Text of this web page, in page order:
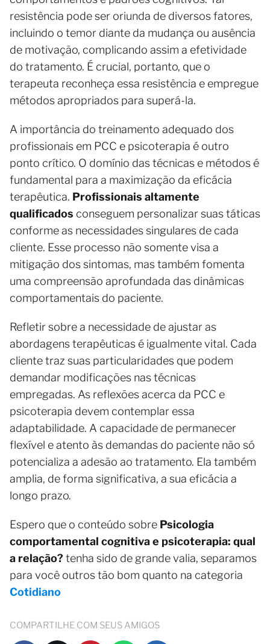
resistência pode ser oriunda de diversos fatores,
incluindo o temor diante da mudança ou ausência
de motivação, complicando assim a efetividade
do tratamento. É crucial, portanto, que o
terapeuta reconheça essa resistência e empregue
métodos apropriados para superá-la.
A importância do treinamento adequado dos
profissionais em PCC e psicoterapia é outro
ponto crítico. O domínio das técnicas e métodos é
fundamental para a maximização da eficácia
terapêutica. Profissionais altamente
qualificados conseguem personalizar suas táticas
conforme as necessidades singulares de cada
cliente. Esse processo não somente visa a
mitigação dos sintomas, mas também fomenta
uma compreensão aprofundada das dinâmicas
comportamentais do paciente.
Refletir sobre a necessidade de ajustar as
abordagens terapêuticas é igualmente vital. Cada
cliente traz suas particularidades que podem
demandar modificações nas técnicas
empregadas. As reflexões acerca da PCC e
psicoterapia devem contemplar essa
adaptabilidade. A capacidade de permanecer
flexível e atento às demandas do paciente não só
potencializa a adesão ao tratamento. Ela também
amplia, de forma significativa, a sua eficácia a
longo prazo.
Espero que o conteúdo sobre Psicologia
comportamental cognitiva e psicoterapia: qual
a relação?tenha sido de grande valia, separamos
para você outros tão bom quanto na categoria
Cotidiano
COMPARTILHE COM SEUS AMIGOS